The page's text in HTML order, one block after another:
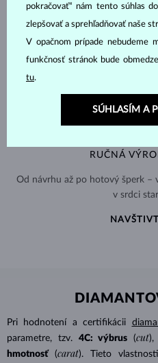
RUČNÁ
Od návrhu až po hotový šperk –
v srdci
Pri hodnotení a certifikácii
parametre, tzv.
4C: výbrus (cut),
hmotnosť
(carat). Tieto
pokračovať“ nám tento súhlas
zlepšovať a sprehľadňovať naše
V opačnom prípade nebudeme
funkčnosť stránok bude
tu.
SÚHLASÍM A